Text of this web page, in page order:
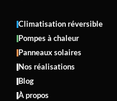
Climatisation réversible
Pompes à chaleur
Panneaux solaires
Nos réalisations
Blog
À propos